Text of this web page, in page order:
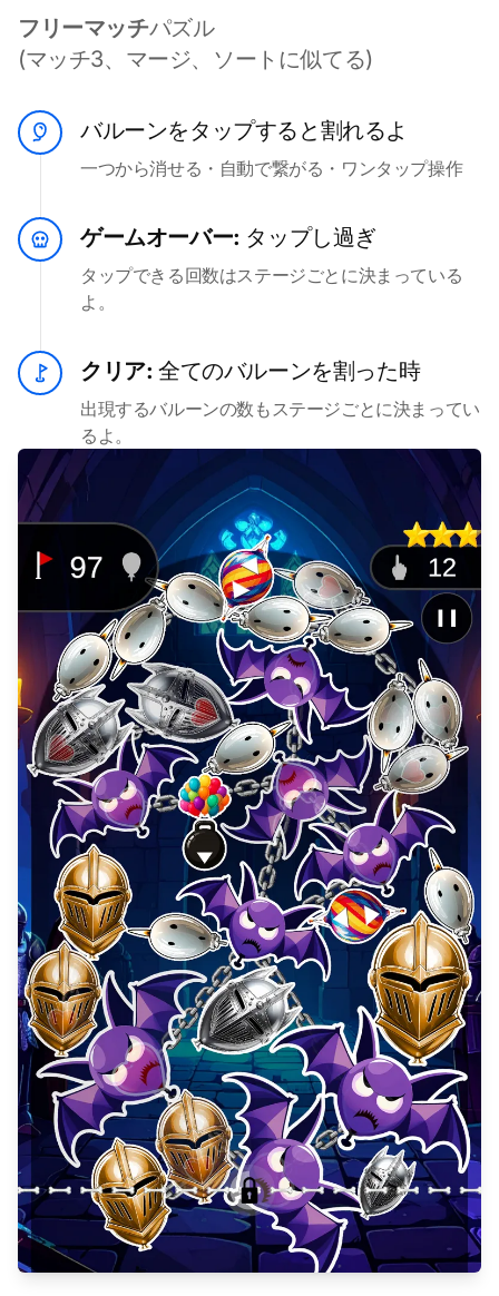
フリーマッチパズル
(マッチ3、マージ、ソートに似てる)
バルーンをタップすると割れるよ
一つから消せる・自動で繋がる・ワンタップ操作
ゲームオーバー: タップし過ぎ
タップできる回数はステージごとに決まっている
よ。
クリア: 全てのバルーンを割った時
出現するバルーンの数もステージごとに決まってい
るよ。